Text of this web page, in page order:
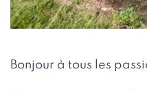
Bonjour à tous les